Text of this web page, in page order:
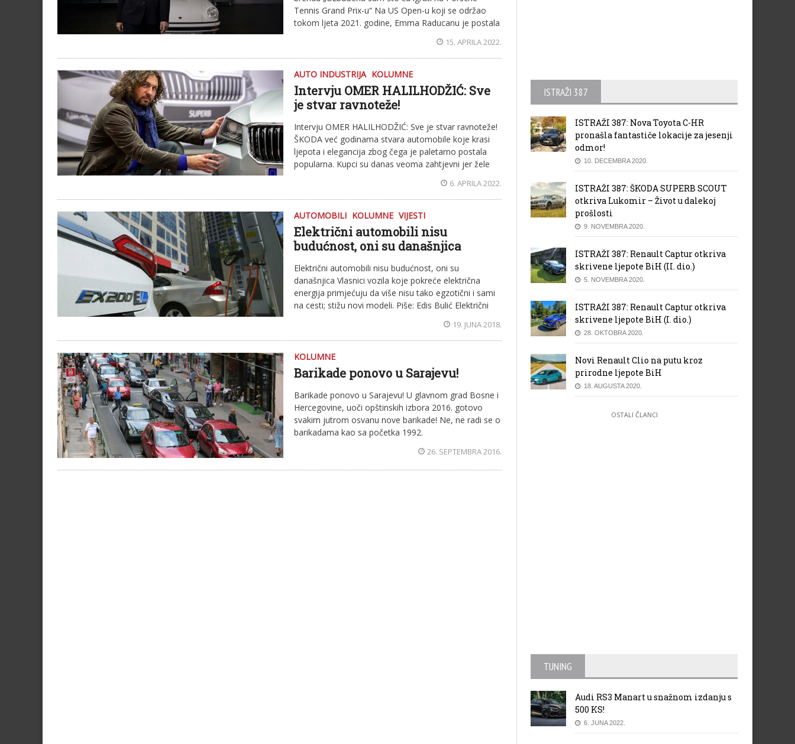
Tennis Grand Prix-u“ Na US Open-u koji se održao
tokom ljeta 2021. godine, Emma Raducanu je postala
15. APRILA 2022.
AUTO INDUSTRIJA KOLUMNE
Intervju OMER HALILHODŽIĆ: Sve
je stvar ravnoteže!
Intervju OMER HALILHODŽIĆ: Sve je stvar ravnoteže!
ŠKODA već godinama stvara automobile koje krasi
ljepota i elegancija zbog čega je paletarno postala
popularna. Kupci su danas veoma zahtjevni jer žele
6. APRILA 2022.
AUTOMOBILI KOLUMNE VIJESTI
Električni automobili nisu
budućnost, oni su današnjica
Električni automobili nisu budućnost, oni su
današnjica Vlasnici vozila koje pokreće električna
energija primjećuju da više nisu tako egzotični i sami
na cesti; stižu novi modeli. Piše: Edis Bulić Električni
19. JUNA 2018.
KOLUMNE
Barikade ponovo u Sarajevu!
Barikade ponovo u Sarajevu! U glavnom grad Bosne i
Hercegovine, uoči opštinskih izbora 2016. gotovo
svakim jutrom osvanu nove barikade! Ne, ne radi se o
barikadama kao sa početka 1992.
26. SEPTEMBRA 2016.
ISTRAŽI 387
ISTRAŽI 387: Nova Toyota C-HR
pronašla fantastiče lokacije za jesenji
odmor!
10. DECEMBRA 2020.
ISTRAŽI 387: ŠKODA SUPERB SCOUT
otkriva Lukomir – Život u dalekoj
prošlosti
9. NOVEMBRA 2020.
ISTRAŽI 387: Renault Captur otkriva
skrivene ljepote BiH (II. dio.)
5. NOVEMBRA 2020.
ISTRAŽI 387: Renault Captur otkriva
skrivene ljepote BiH (I. dio.)
28. OKTOBRA 2020.
Novi Renault Clio na putu kroz
prirodne ljepote BiH
18. AUGUSTA 2020.
OSTALI ČLANCI
TUNING
Audi RS3 Manart u snažnom izdanju s
500 KS!
6. JUNA 2022.